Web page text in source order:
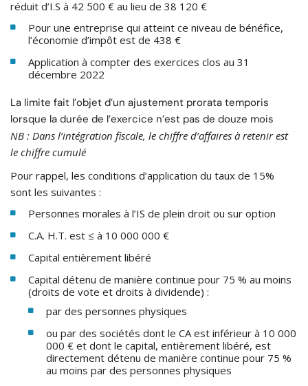
réduit d’I.S à 42 500 € au lieu de 38 120 €
Pour une entreprise qui atteint ce niveau de bénéfice,
l’économie d’impôt est de 438 €
Application à compter des exercices clos au 31
décembre 2022
La limite fait l’objet d’un ajustement prorata temporis
lorsque la durée de l’exercice n’est pas de douze mois
NB : Dans l’intégration fiscale, le chiffre d’affaires à retenir est
le chiffre cumulé
Pour rappel, les conditions d’application du taux de 15%
sont les suivantes :
Personnes morales à l’IS de plein droit ou sur option
C.A. H.T. est ≤ à 10 000 000 €
Capital entièrement libéré
Capital détenu de manière continue pour 75 % au moins
(droits de vote et droits à dividende) :
par des personnes physiques
ou par des sociétés dont le CA est inférieur à 10 000
000 € et dont le capital, entièrement libéré, est
directement détenu de manière continue pour 75 %
au moins par des personnes physiques